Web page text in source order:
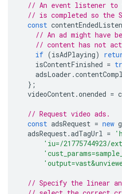
// An event listener to
// is completed so the
const
// An ad might have
// content has not
if (isAdPlaying)
isContentFinished =
adsLoader .
};
videoContent.onended =
// Request video ads.
const adsRequest = new
adsRequest.adTagUrl =
'iu=/21775744923/
// Specify the linear